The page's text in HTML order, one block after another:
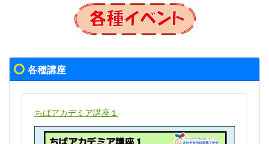
各種講座
ちばアカデミア講座１